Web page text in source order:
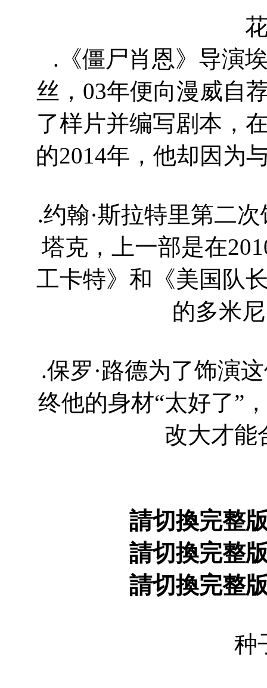
.《僵尸肖恩》导演
丝，03年便向漫威自
了样片并编写剧本，
的2014年，他却因为
.约翰·斯拉特里第二
塔克，上一部是在
工卡特》和《美国队
的多米
.保罗·路德为了饰演
终他的身材“太好了”
改大才能
請切換完整
請切換完整
請切換完整
种